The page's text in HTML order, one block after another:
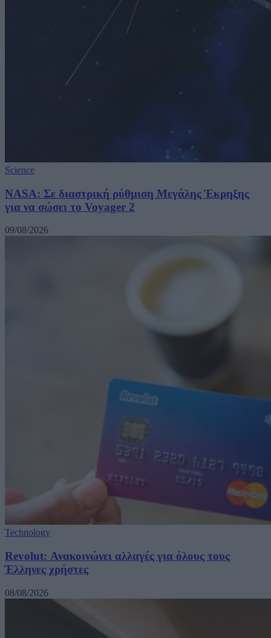
Science
NASA: Σε διαστρική ρύθμιση Μεγάλης Έκρηξης
για να σώσει το Voyager 2
09/08/2026
Technology
Revolut: Ανακοινώνει αλλαγές για όλους τους
Έλληνες χρήστες
08/08/2026